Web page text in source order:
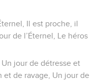
Il est proche, il
de l’Éternel, Le héros
jour de détresse et
et de ravage, Un jour de